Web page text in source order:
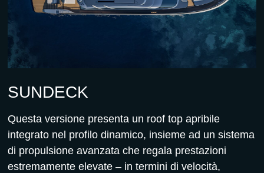
SUNDECK
Questa versione presenta un roof top apribile
integrato nel profilo dinamico, insieme ad un sistema
di propulsione avanzata che regala prestazioni
estremamente elevate – in termini di velocità,